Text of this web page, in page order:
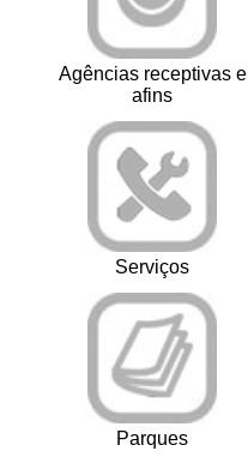
Agências receptivas e
afins
Serviços
Parques